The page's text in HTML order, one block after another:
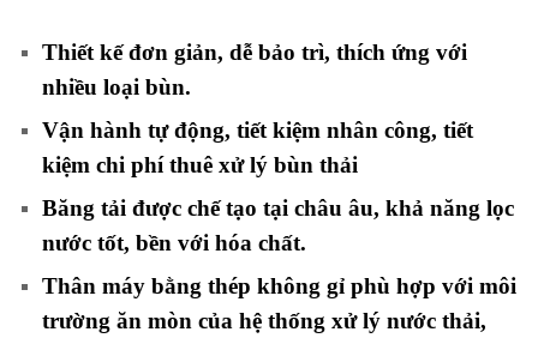
Thiết kế đơn giản, dễ bảo trì, thích ứng với
nhiều loại bùn.
Vận hành tự động, tiết kiệm nhân công, tiết
kiệm chi phí thuê xử lý bùn thải
Băng tải được chế tạo tại châu âu, khả năng lọc
nước tốt, bền với hóa chất.
Thân máy bằng thép không gỉ phù hợp với môi
trường ăn mòn của hệ thống xử lý nước thải,